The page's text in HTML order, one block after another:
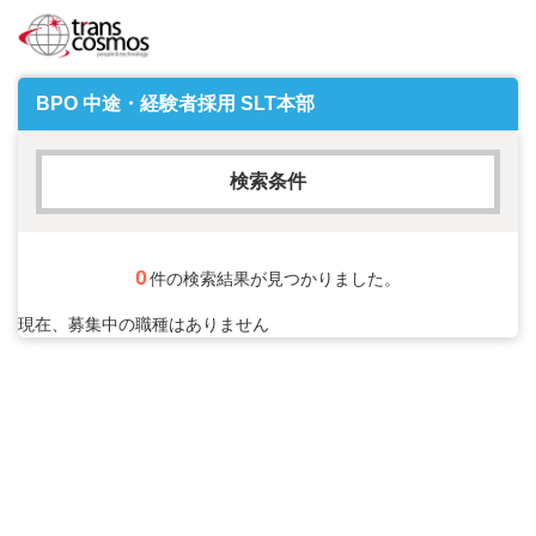
BPO 中途・経験者採用 SLT本部
検索条件
AND検索 OR検索
0件の検索結果が見つかりました。
現在、募集中の職種はありません